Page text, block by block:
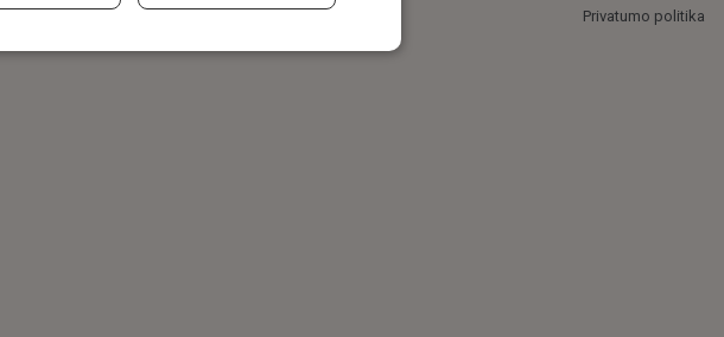
Privatumo politika